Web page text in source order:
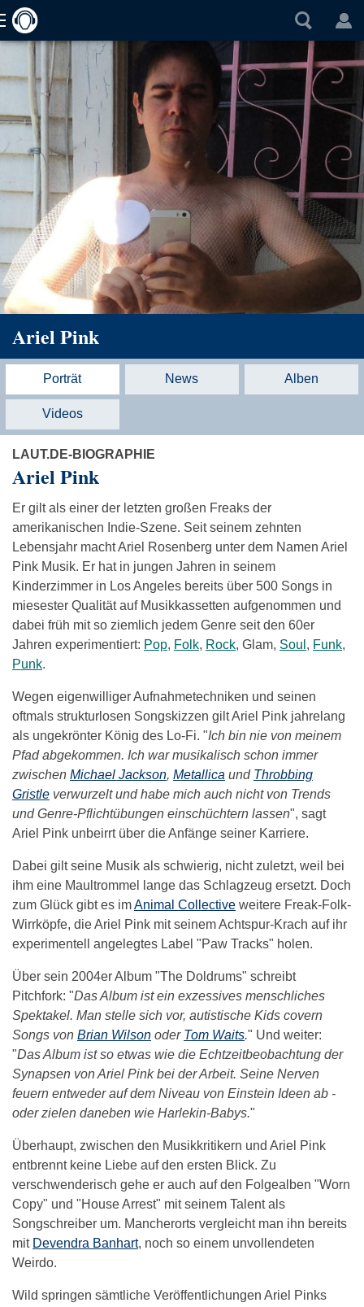
Ariel Pink
Porträt News Alben
Videos
LAUT.DE-BIOGRAPHIE
Ariel Pink
Er gilt als einer der letzten großen Freaks der
amerikanischen Indie-Szene. Seit seinem zehnten
Lebensjahr macht Ariel Rosenberg unter dem Namen Ariel
Pink Musik. Er hat in jungen Jahren in seinem
Kinderzimmer in Los Angeles bereits über 500 Songs in
miesester Qualität auf Musikkassetten aufgenommen und
dabei früh mit so ziemlich jedem Genre seit den 60er
Jahren experimentiert: Pop, Folk, Rock, Glam, Soul , Funk,
Punk.
Wegen eigenwilliger Aufnahmetechniken und seinen
oftmals strukturlosen Songskizzen gilt Ariel Pink jahrelang
als ungekrönter König des Lo-Fi. "Ich bin nie von meinem
Pfad abgekommen. Ich war musikalisch schon immer
zwischen Michael Jackson, Metallica und Throbbing
Gristle verwurzelt und habe mich auch nicht von Trends
und Genre-Pflichtübungen einschüchtern lassen", sagt
Ariel Pink unbeirrt über die Anfänge seiner Karriere.
Dabei gilt seine Musik als schwierig, nicht zuletzt, weil bei
ihm eine Maultrommel lange das Schlagzeug ersetzt. Doch
zum Glück gibt es imAnimal Collective weitere Freak-Folk-
Wirrköpfe, die Ariel Pink mit seinem Achtspur-Krach auf ihr
experimentell angelegtes Label "Paw Tracks" holen.
Über sein 2004er Album "The Doldrums" schreibt
Pitchfork: "Das Album ist ein exzessives menschliches
Spektakel. Man stelle sich vor, autistische Kids covern
Songs von Brian Wilson oder Tom Waits." Und weiter:
"Das Album ist so etwas wie die Echtzeitbeobachtung der
Synapsen von Ariel Pink bei der Arbeit. Seine Nerven
feuern entweder auf dem Niveau von Einstein Ideen ab -
oder zielen daneben wie Harlekin-Babys."
Überhaupt, zwischen den Musikkritikern und Ariel Pink
entbrennt keine Liebe auf den ersten Blick. Zu
verschwenderisch gehe er auch auf den Folgealben "Worn
Copy" und "House Arrest" mit seinem Talent als
Songschreiber um. Mancherorts vergleicht man ihn bereits
mit Devendra Banhart, noch so einem unvollendeten
Weirdo.
Wild springen sämtliche Veröffentlichungen Ariel Pinks